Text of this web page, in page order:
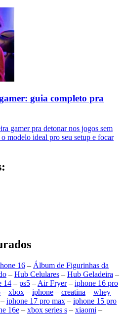
guia completo pra
gamer pra detonar nos jogos sem
modelo ideal pro seu setup e focar
16 – Álbum de Figurinhas da
– Hub Celulares – Hub Geladeira –
14 – ps5 – Air Fryer– iphone 16 pro
– xbox – iphone – creatina – whey
– iphone 17 pro max – iphone 15 pro
16e – xbox series s – xiaomi –